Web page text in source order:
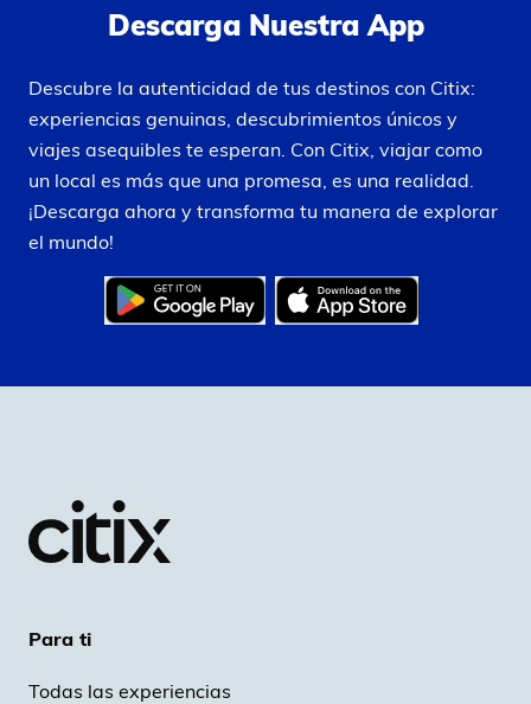
Descarga Nuestra App
Descubre la autenticidad de tus destinos con Citix:
experiencias genuinas, descubrimientos únicos y
viajes asequibles te esperan. Con Citix, viajar como
un local es más que una promesa, es una realidad.
¡Descarga ahora y transforma tu manera de explorar
el mundo!
Para ti
Todas las experiencias